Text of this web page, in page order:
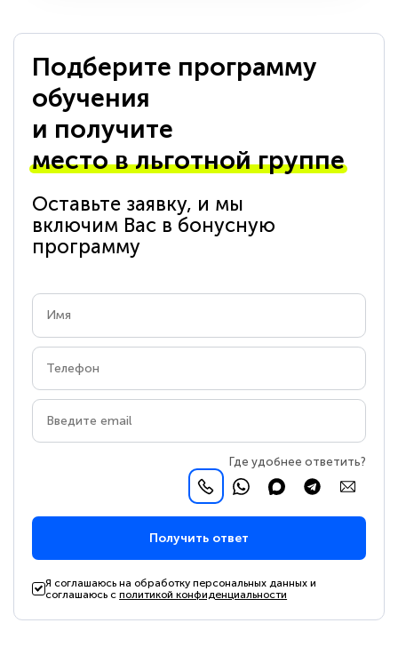
Подберите программу
обучения
и получите
место в льготной группе
Оставьте заявку, и мы
включим Вас в бонусную
программу
Где удобнее ответить?
Получить ответ
Я соглашаюсь на обработку персональных данных и
соглашаюсь сполитикой конфиденциальности